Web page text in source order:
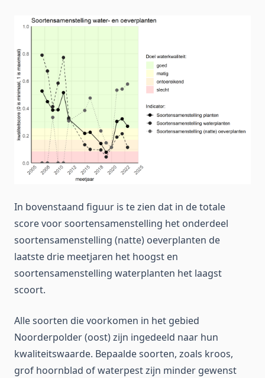
In bovenstaand figuur is te zien dat in de totale
score voor soortensamenstelling het onderdeel
soortensamenstelling (natte) oeverplanten de
laatste drie meetjaren het hoogst en
soortensamenstelling waterplanten het laagst
scoort.
Alle soorten die voorkomen in het gebied
Noorderpolder (oost) zijn ingedeeld naar hun
kwaliteitswaarde. Bepaalde soorten, zoals kroos,
grof hoornblad of waterpest zijn minder gewenst